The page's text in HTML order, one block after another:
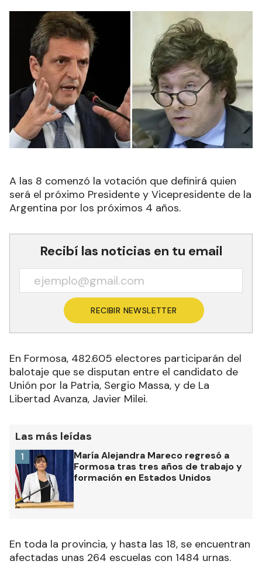
A las 8 comenzó la votación que definirá quien
será el próximo Presidente y Vicepresidente de la
Argentina por los próximos 4 años.
Recibí las noticias en tu email
RECIBIR NEWSLETTER
En Formosa, 482.605 electores participarán del
balotaje que se disputan entre el candidato de
Unión por la Patria, Sergio Massa, y de La
Libertad Avanza, Javier Milei.
Las más leídas
María Alejandra Mareco regresó a
Formosa tras tres años de trabajo y
formación en Estados Unidos
1
En toda la provincia, y hasta las 18, se encuentran
afectadas unas 264 escuelas con 1484 urnas.